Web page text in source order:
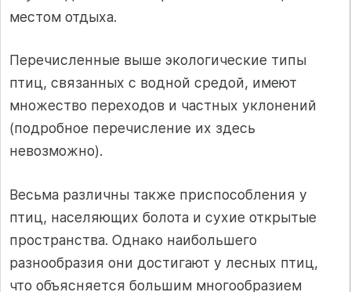
местом отдыха.
Перечисленные выше экологические типы
птиц, связанных с водной средой, имеют
множество переходов и частных уклонений
(подробное перечисление их здесь
невозможно).
Весьма различны также приспособления у
птиц, населяющих болота и сухие открытые
пространства. Однако наибольшего
разнообразия они достигают у лесных птиц,
что объясняется большим многообразием